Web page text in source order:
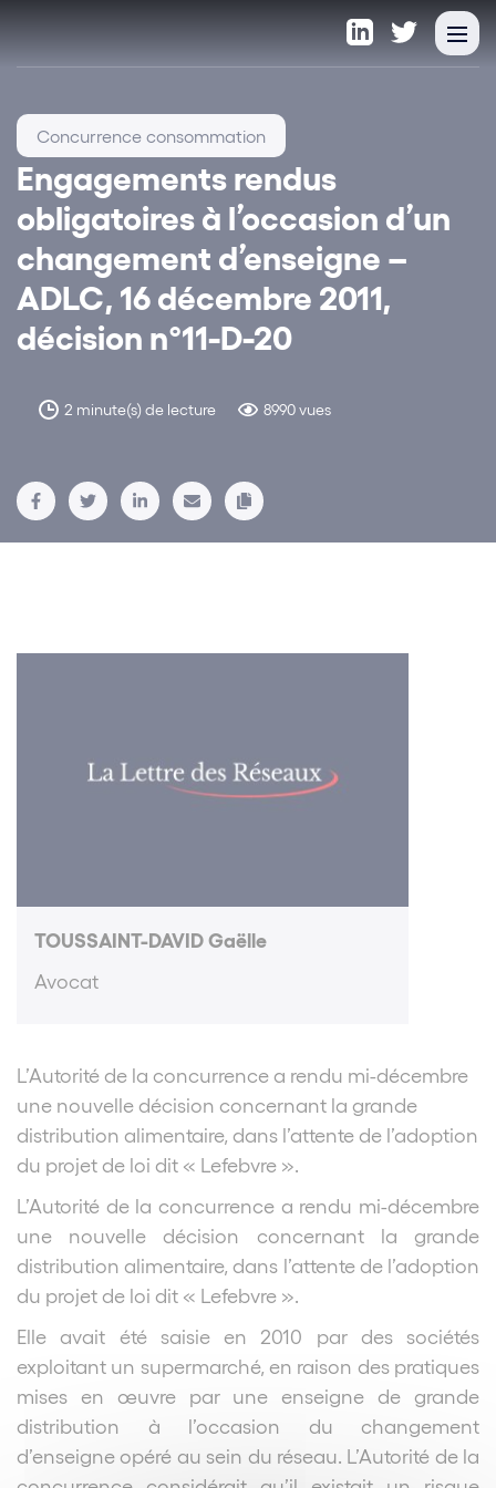
Engagements rendus
obligatoires à l’occasion d’un
changement d’enseigne –
ADLC, 16 décembre 2011,
décision n°11-D-20
2 minute(s) de lecture 8990 vues
Concurrence consommation
TOUSSAINT-DAVID Gaëlle
Avocat
L’Autorité de la concurrence a rendu mi-décembre
une nouvelle décision concernant la grande
distribution alimentaire, dans l’attente de l’adoption
du projet de loi dit « Lefebvre ».
L’Autorité de la concurrence a rendu mi-décembre
une nouvelle décision concernant la grande
distribution alimentaire, dans l’attente de l’adoption
du projet de loi dit « Lefebvre ».
Elle avait été saisie en 2010 par des sociétés
exploitant un supermarché, en raison des pratiques
mises en œuvre par une enseigne de grande
distribution à l’occasion du changement
d’enseigne opéré au sein du réseau. L’Autorité de la